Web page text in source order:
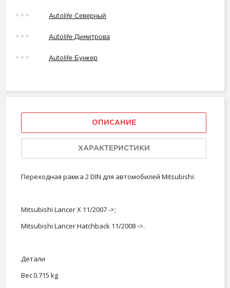
Autolife Северный
Autolife Димитрова
Autolife Бункер
ОПИСАНИЕ
ХАРАКТЕРИСТИКИ
Переходная рамка 2 DIN для автомобилей Mitsubishi:
Mitsubishi Lancer X 11/2007 ->;
Mitsubishi Lancer Hatchback 11/2008 ->.
Детали
Вес0.715 kg